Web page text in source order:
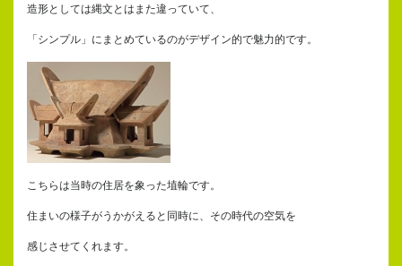
造形としては縄文とはまた違っていて、
「シンプル」にまとめているのがデザイン的で魅力的です。
こちらは当時の住居を象った埴輪です。
住まいの様子がうかがえると同時に、その時代の空気を
感じさせてくれます。